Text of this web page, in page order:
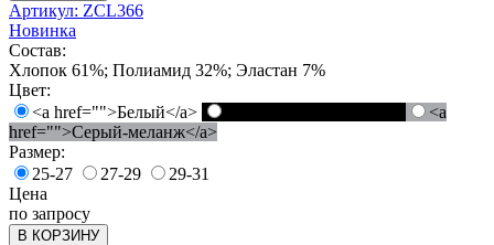
Артикул: ZCL366
Новинка
Состав:
Хлопок 61%; Полиамид 32%; Эластан 7%
Цвет:
<a href="">Белый</a>
<a
href="">Серый-меланж</a>
Размер:
25-27
27-29
29-31
Цена
по запросу
В КОРЗИНУ